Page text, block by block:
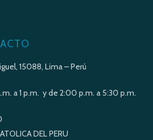
15088, Lima – Perú
a 1 p.m. y de 2:00 p.m. a 5:30 p.m.
DEL PERU